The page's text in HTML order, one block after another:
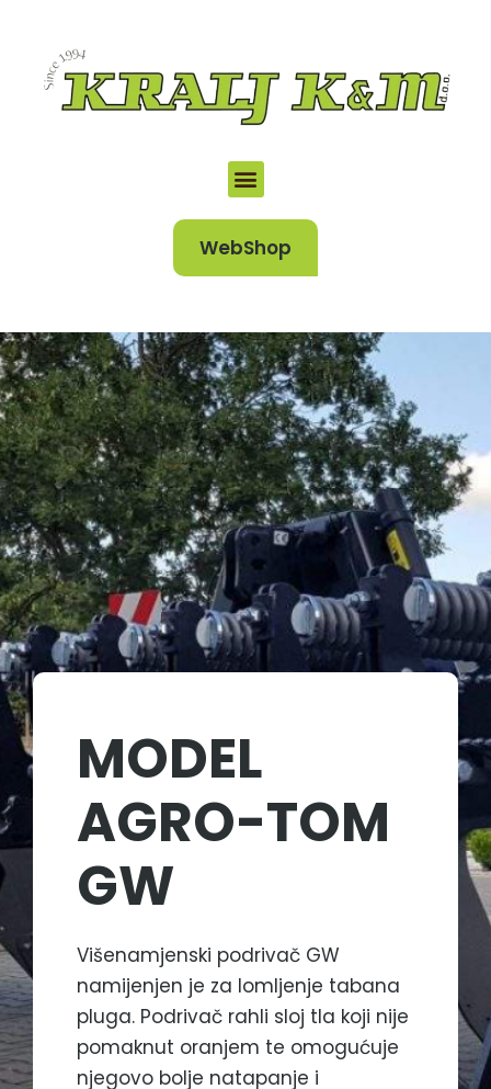
WebShop
MODEL
AGRO-TOM
GW​
Višenamjenski podrivač GW
namijenjen je za lomljenje tabana
pluga. Podrivač rahli sloj tla koji nije
pomaknut oranjem te omogućuje
njegovo bolje natapanje i